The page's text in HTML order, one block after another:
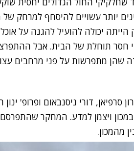
יותר עשויים להיסחף למרחק של
יכולה להועיל להגנה על
חסר תוחלת של הבית. אבל
שהן מתפרשות על פני מרחבים
דורי ניסנבאום ופרופ' ינון
ויצמן למדע. המחקר
מהמכון.